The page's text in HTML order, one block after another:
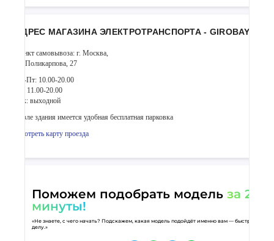
АДРЕС МАГАЗИНА ЭЛЕКТРОТРАНСПОРТА - GIROBAY
Пункт самовывоза: г. Москва,
ул. Поликарпова, 27
Пн-Пт: 10.00-20.00
Сб: 11.00-20.00
Вск: выходной
Возле здания имеется удобная бесплатная парковка
Смотреть карту проезда
Поможем подобрать модель за 2
минуты!
«Не знаете, с чего начать? Подскажем, какая модель подойдёт именно вам — быстро и по
делу.»